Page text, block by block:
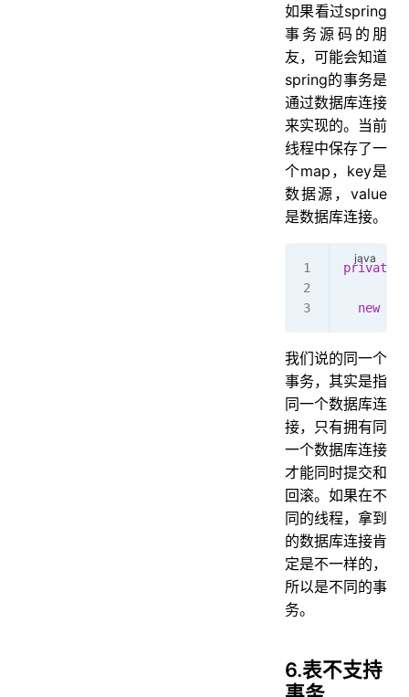
如果看过spring
事务源码的朋
友，可能会知道
spring的事务是
通过数据库连接
来实现的。当前
线程中保存了一
个map，key是
数据源，value
是数据库连接。
private
  new
我们说的同一个
事务，其实是指
同一个数据库连
接，只有拥有同
一个数据库连接
才能同时提交和
回滚。如果在不
同的线程，拿到
的数据库连接肯
定是不一样的，
所以是不同的事
务。
6.表不支持